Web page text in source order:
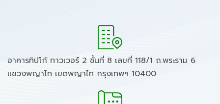
อาคารทิปโก้ ทาวเวอร์ 2 ชั้นที่ 8 เลขที่ 118/1 ถ.พระราม 6
แขวงพญาไท เขตพญาไท กรุงเทพฯ 10400